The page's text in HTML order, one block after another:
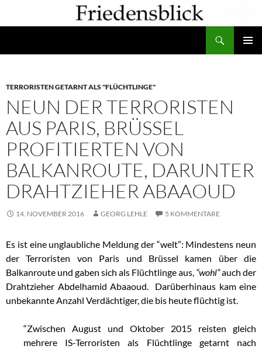
TERRORISTEN GETARNT ALS "FLÜCHTLINGE"
NEUN DER TERRORISTEN
AUS PARIS, BRÜSSEL
PROFITIERTEN VON
BALKANROUTE, DARUNTER
DRAHTZIEHER ABAAOUD
14. NOVEMBER 2016 GEORG LEHLE 5 KOMMENTARE
Es ist eine unglaubliche Meldung der “welt”: Mindestens neun
der Terroristen von Paris und Brüssel kamen über die
Balkanroute und gaben sich als Flüchtlinge aus, “wohl”auch der
Drahtzieher Abdelhamid Abaaoud. Darüberhinaus kam eine
unbekannte Anzahl Verdächtiger, die bis heute flüchtig ist.
“Zwischen August und Oktober 2015 reisten gleich
mehrere IS-Terroristen als Flüchtlinge getarnt nach